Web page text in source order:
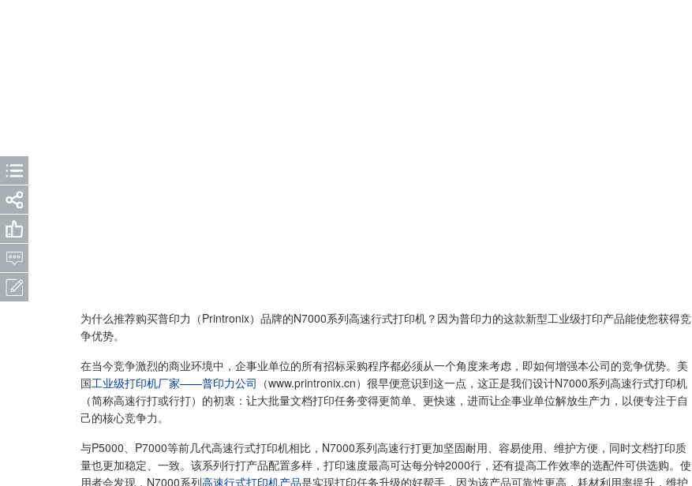
为什么推荐购买普印力（Printronix）品牌的N7000系列高速行式打印机？因为普印力的这款新型工业级打印产品能使您获得竞
争优势。
在当今竞争激烈的商业环境中，企事业单位的所有招标采购程序都必须从一个角度来考虑，即如何增强本公司的竞争优势。美
国工业级打印机厂家——普印力公司 （www.printronix.cn）很早便意识到这一点，这正是我们设计N7000系列高速行式打印机
（简称高速行打或行打）的初衷：让大批量文档打印任务变得更简单、更快速，进而让企事业单位解放生产力，以便专注于自
己的核心竞争力。
与P5000、P7000等前几代高速行式打印机相比，N7000系列高速行打更加坚固耐用、容易使用、维护方便，同时文档打印质
量也更加稳定、一致。该系列行打产品配置多样，打印速度最高可达每分钟2000行，还有提高工作效率的选配件可供选购。使
用者会发现，N7000系列高速行式打印机产品是实现打印任务升级的好帮手，因为该产品可靠性更高，耗材利用率提升，维护